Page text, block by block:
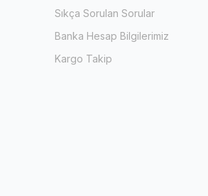
Sıkça Sorulan Sorular
Banka Hesap Bilgilerimiz
Kargo Takip